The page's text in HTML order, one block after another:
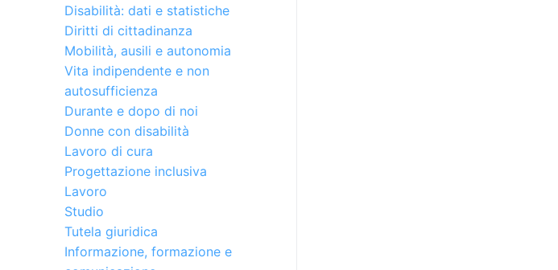
Disabilità: dati e statistiche
Diritti di cittadinanza
Mobilità, ausili e autonomia
Vita indipendente e non
autosufficienza
Durante e dopo di noi
Donne con disabilità
Lavoro di cura
Progettazione inclusiva
Lavoro
Studio
Tutela giuridica
Informazione, formazione e